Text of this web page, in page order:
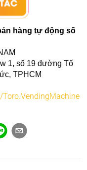
hàng tự động số
1, số 19 đường Tố
TPHCM